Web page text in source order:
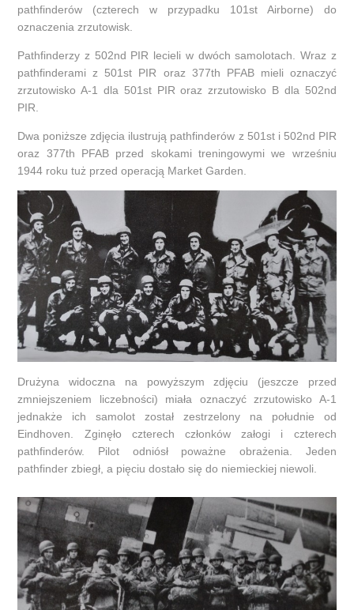
pathfinderów (czterech w przypadku 101st Airborne) do
oznaczenia zrzutowisk.
Pathfinderzy z 502nd PIR lecieli w dwóch samolotach. Wraz z
pathfinderami z 501st PIR oraz 377th PFAB mieli oznaczyć
zrzutowisko A-1 dla 501st PIR oraz zrzutowisko B dla 502nd
PIR.
Dwa poniższe zdjęcia ilustrują pathfinderów z 501st i 502nd PIR
oraz 377th PFAB przed skokami treningowymi we wrześniu
1944 roku tuż przed operacją Market Garden.
Drużyna widoczna na powyższym zdjęciu (jeszcze przed
zmniejszeniem liczebności) miała oznaczyć zrzutowisko A-1
jednakże ich samolot został zestrzelony na południe od
Eindhoven. Zginęło czterech członków załogi i czterech
pathfinderów. Pilot odniósł poważne obrażenia. Jeden
pathfinder zbiegł, a pięciu dostało się do niemieckiej niewoli.